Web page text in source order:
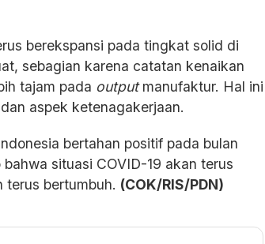
berekspansi pada tingkat solid di
sebagian karena catatan kenaikan
tajam pada outputmanufaktur. Hal ini
aspek ketenagakerjaan.
bertahan positif pada bulan
situasi COVID-19 akan terus
terus bertumbuh. (COK/RIS/PDN)